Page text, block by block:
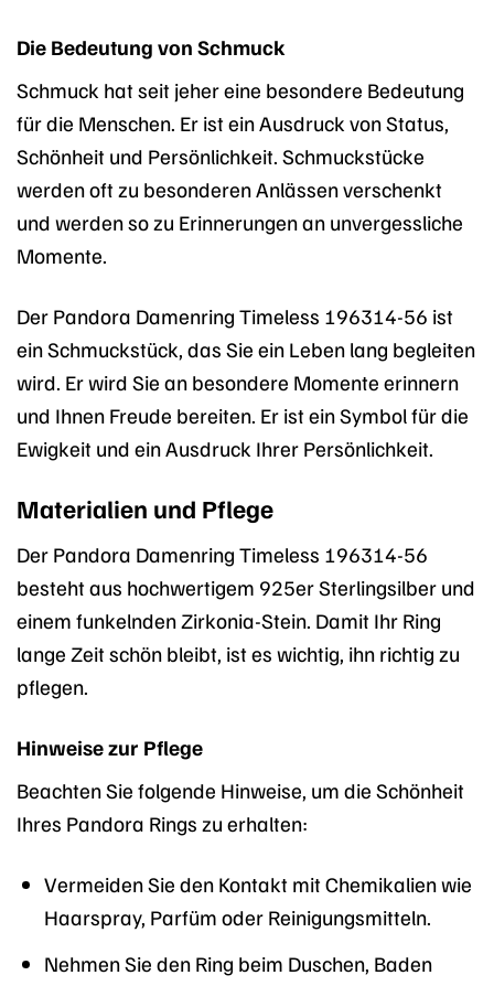
Die Bedeutung von Schmuck
Schmuck hat seit jeher eine besondere Bedeutung
für die Menschen. Er ist ein Ausdruck von Status,
Schönheit und Persönlichkeit. Schmuckstücke
werden oft zu besonderen Anlässen verschenkt
und werden so zu Erinnerungen an unvergessliche
Momente.
Der Pandora Damenring Timeless 196314-56 ist
ein Schmuckstück, das Sie ein Leben lang begleiten
wird. Er wird Sie an besondere Momente erinnern
und Ihnen Freude bereiten. Er ist ein Symbol für die
Ewigkeit und ein Ausdruck Ihrer Persönlichkeit.
Materialien und Pflege
Der Pandora Damenring Timeless 196314-56
besteht aus hochwertigem 925er Sterlingsilber und
einem funkelnden Zirkonia-Stein. Damit Ihr Ring
lange Zeit schön bleibt, ist es wichtig, ihn richtig zu
pflegen.
Hinweise zur Pflege
Beachten Sie folgende Hinweise, um die Schönheit
Ihres Pandora Rings zu erhalten:
Vermeiden Sie den Kontakt mit Chemikalien wie
Haarspray, Parfüm oder Reinigungsmitteln.
Nehmen Sie den Ring beim Duschen, Baden